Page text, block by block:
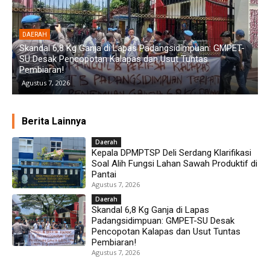
DAERAH
Diduga Aniaya Wanita di Depan SPBU Denai, Doni Chaniago
Diamankan Polsek Medan Area
Agustus 6, 2026
Berita Lainnya
Daerah
Kepala DPMPTSP Deli Serdang Klarifikasi
Soal Alih Fungsi Lahan Sawah Produktif di
Pantai
Agustus 7, 2026
Daerah
Skandal 6,8 Kg Ganja di Lapas
Padangsidimpuan: GMPET-SU Desak
Pencopotan Kalapas dan Usut Tuntas
Pembiaran!
Agustus 7, 2026